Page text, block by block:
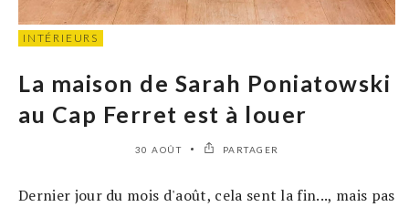
INTÉRIEURS
La maison de Sarah Poniatowski
au Cap Ferret est à louer
30 AOÛT PARTAGER
Dernier jour du mois d'août, cela sent la fin..., mais pas